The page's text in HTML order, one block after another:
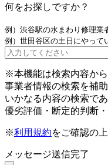
何をお探しですか？
例）渋谷駅の水まわり修理業
例）世田谷区の土日にやって
※本機能は検索内容か
事業者情報の検索を補助
いかなる内容の検索で
優劣評価・断定的判断
※利用規約をご確認の
メッセージ送信完了